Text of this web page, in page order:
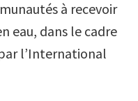
à recevoir
eau, dans le cadre
l’International